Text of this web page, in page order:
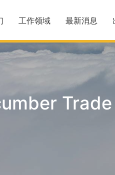
工作领域 最新消息